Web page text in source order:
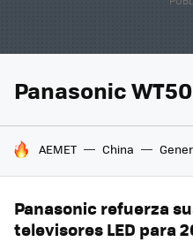
Panasonic WT50
HOY SE HABLA DE
AEMET China
Panasonic refuerza
televisores LED para